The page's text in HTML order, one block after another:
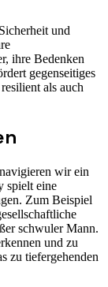
und
ihre Bedenken
gegenseitiges
als auch
wir ein
spielt eine
Zum Beispiel
schwuler Mann.
und zu
zu tiefergehenden